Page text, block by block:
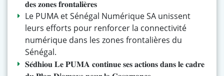
𝐝𝐞𝐬 𝐳𝐨𝐧𝐞𝐬 𝐟𝐫𝐨𝐧𝐭𝐚𝐥𝐢𝐞̀𝐫𝐞𝐬
Le PUMA et Sénégal Numérique SA unissent
leurs efforts pour renforcer la connectivité
numérique dans les zones frontalières du
Sénégal.
𝐒𝐞́𝐝𝐡𝐢𝐨𝐮 𝐋𝐞 𝐏𝐔𝐌𝐀 𝐜𝐨𝐧𝐭𝐢𝐧𝐮𝐞 𝐬𝐞𝐬 𝐚𝐜𝐭𝐢𝐨𝐧𝐬 𝐝𝐚𝐧𝐬 𝐥𝐞 𝐜𝐚𝐝𝐫𝐞